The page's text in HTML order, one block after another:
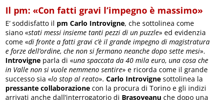
Il pm: «Con fatti gravi l’impegno è massimo»
E’ soddisfatto il pm Carlo Introvigne, che sottolinea come
siano «stati messi insieme tanti pezzi di un puzzle» ed evidenzia
come «di fronte a fatti gravi c’è il grande impegno di magistratura
e forze dell’ordine, che non si fermano neanche dopo sette mesi».
Introvigne parla di «una spaccata da 40 mila euro, una cosa che
in Valle non si vuole nemmeno sentire» e ricorda come il grande
successo sia «lo stop al reato».Carlo Introvigne sottolinea la
pressante collaborazione con la procura di Torino e gli indizi
arrivati anche dall’interrogatorio di Brasoveanu che dopo una